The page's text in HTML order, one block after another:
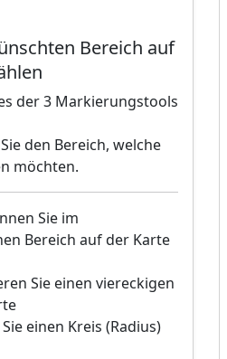
Bereich auf
der 3 Markierungstools
den Bereich, welche
möchten.
Sie im
Bereich auf der Karte
Sie einen viereckigen
einen Kreis (Radius)